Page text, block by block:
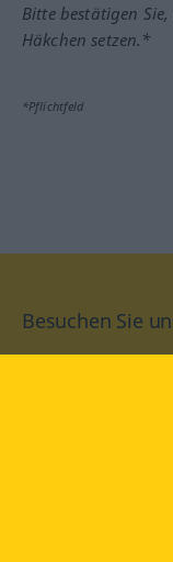
Bitte bestätigen
Häkchen setzen.*
*Pflichtfeld
Besuchen Sie